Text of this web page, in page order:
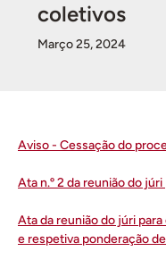
coletivos
Março 25, 2024
Aviso - Cessação do
Ata n.º 2 da reunião do
Ata da reunião do júri
e respetiva ponderação